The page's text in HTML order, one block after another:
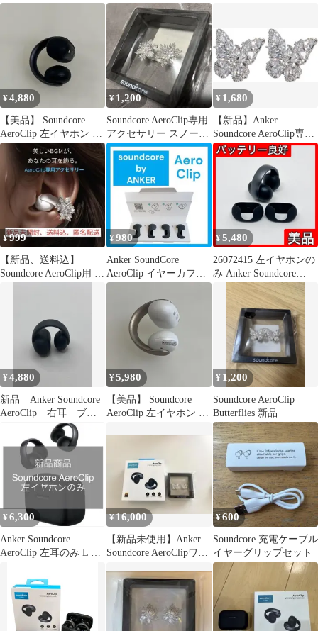
イト イヤホン
リー スノー
¥4,880
【美品】 Soundcore
AeroClip 左イヤホン の
み ブラック
¥ 1,200
Soundcore AeroClip専用
アクセサリー スノー
anker
¥ 1,680
【新品】Anker
Soundcore AeroClip専用
アクセサリー
¥999
【新品、送料込】
Soundcore AeroClip用 ア
¥980
Anker SoundCore
AeroClip イヤーカフキ
ャップ
¥5,480
26072415 左イヤホンの
み Anker Soundcore
AeroClip A3388N11 ミッ
ドナイトブラック L 左
耳 Aero Clip オープンイ
ヤー
¥4,880
新品 Anker Soundcore
AeroClip 右耳 ブラ
ック イヤホン
¥5,980
【美品】 Soundcore
AeroClip 左イヤホン の
¥ 1,200
Soundcore AeroClip
Butterflies 新品
¥ 6,300
Anker Soundcore
AeroClip 左耳のみ L ブ
¥16,000
【新品未使用】Anker
Soundcore AeroClipワイ
¥600
Soundcore 充電ケーブル
イヤーグリップセット